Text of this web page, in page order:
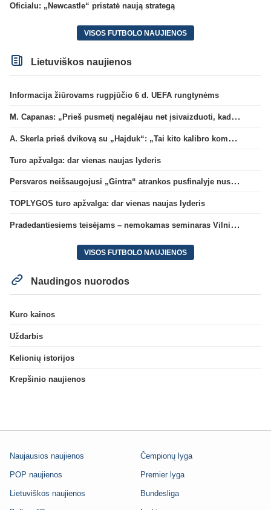
Oficialu: „Newcastle“ pristatė naują strategą
VISOS FUTBOLO NAUJIENOS
Lietuviškos naujienos
Informacija žiūrovams rugpjūčio 6 d. UEFA rungtynėms
M. Capanas: „Prieš pusmetį negalėjau net įsivaizduoti, kad žaisime prieš „Hajduk“
A. Skerla prieš dvikovą su „Hajduk“: „Tai kito kalibro komanda“
Turo apžvalga: dar vienas naujas lyderis
Persvaros neišsaugojusi „Gintra“ atrankos pusfinalyje nusileido Škotijos čempionėms
TOPLYGOS turo apžvalga: dar vienas naujas lyderis
Pradedantiesiems teisėjams – nemokamas seminaras Vilniuje šį penktadienį
VISOS FUTBOLO NAUJIENOS
Naudingos nuorodos
Kuro kainos
Uždarbis
Kelionių istorijos
Krepšinio naujienos
Naujausios naujienos
POP naujienos
Lietuviškos naujienos
Čempionų lyga
Premier lyga
Bundesliga